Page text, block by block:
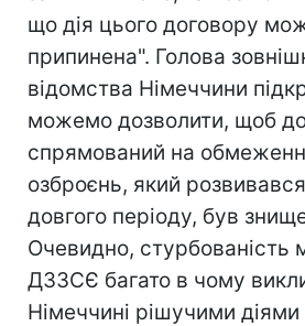
що дія цього договору
припинена". Голова
відомства Німеччини
можемо дозволити, щоб
спрямований на
озброєнь, який
довгого періоду, був
Очевидно, стурбованість
ДЗЗСЄ багато в чому
Німеччині рішучими діями